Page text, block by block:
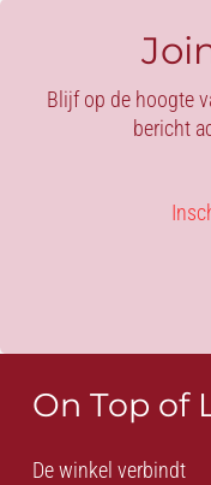
Blijf op de hoogte
bericht
On Top of
De winkel verbindt